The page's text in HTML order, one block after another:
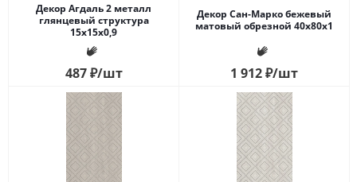
Декор Агдаль 2 металл
глянцевый структура
15x15x0,9
487₽/шт
Декор Сан-Марко бежевый
матовый обрезной 40x80x1
1 912₽/шт